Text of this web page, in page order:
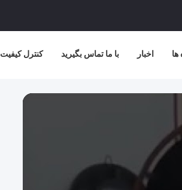
کنترل کیفیت با ما تماس بگیرید اخبار ها